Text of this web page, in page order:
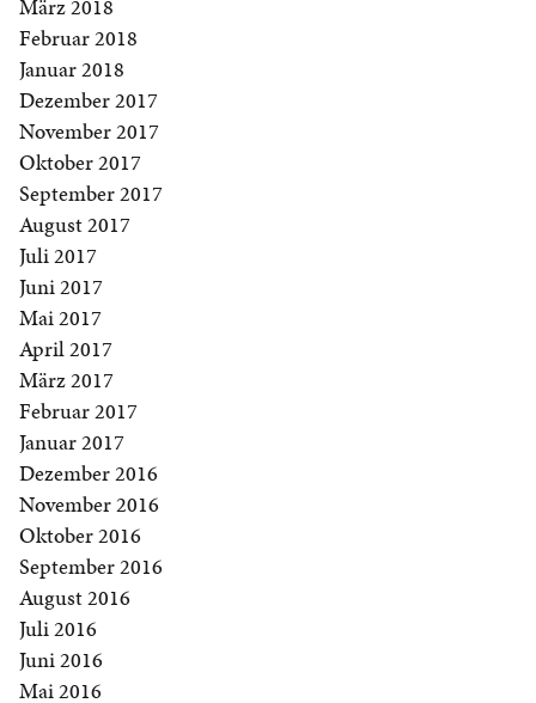
März 2018
Februar 2018
Januar 2018
Dezember 2017
November 2017
Oktober 2017
September 2017
August 2017
Juli 2017
Juni 2017
Mai 2017
April 2017
März 2017
Februar 2017
Januar 2017
Dezember 2016
November 2016
Oktober 2016
September 2016
August 2016
Juli 2016
Juni 2016
Mai 2016